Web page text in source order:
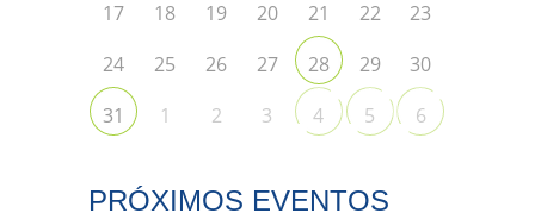
17
18 19 20 21 22
23
24
25 26 27 28 29
30
31
1 2 3 4 5 6
PRÓXIMOS EVENTOS